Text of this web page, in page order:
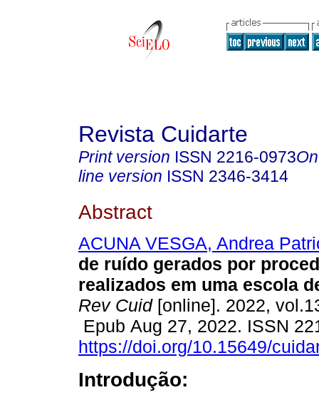
Revista Cuidarte
Print version ISSN 2216-0973
line version ISSN 2346-3414
Abstract
ACUNA VESGA, Andrea
de ruído gerados por
realizados em uma escola
Rev Cuid[online]. 2022,
Epub Aug 27, 2022. ISSN
https://doi.org/10.15649/
Introdução: